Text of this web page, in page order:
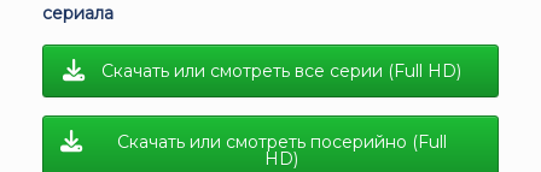
сериала
Скачать или смотреть все серии (Full HD)
Скачать или смотреть посерийно (Full
HD)